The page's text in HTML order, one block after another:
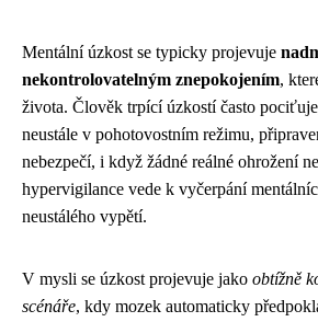
Mentální úzkost se typicky projevuje
nekontrolovatelným znepokojením,
života. Člověk trpící úzkostí často
neustále v pohotovostním režimu,
nebezpečí, i když žádné reálné ohrožení
hypervigilance vede k vyčerpání
neustálého vypětí.
V mysli se úzkost projevuje jako obtížně
scénáře, kdy mozek automaticky